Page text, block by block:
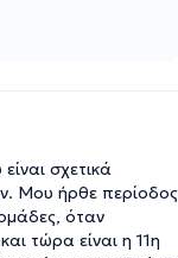
σχετικά
Μου ήρθε περίοδος
όταν
τώρα είναι η 11η